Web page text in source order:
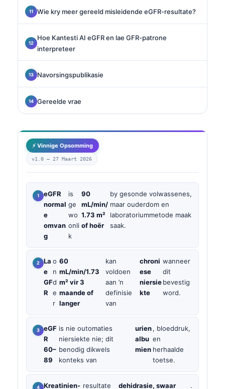
Wie kry meer gereeld misleidende eGFR-resultate?
Hoe Kantesti AI eGFR en lae GFR-patrone
interpreteer
Navorsingspublikasie
Gereelde vrae
⚡ Vinnige Opsomming
v1.0 — 27 Maart 2026
eGFR
normal
e
omvan
g
is
ge
wo
onli
k
90
mL/min/
1.73 m²
of hoër
by gesonde volwassenes,
maar ouderdom en
laboratoriummetode maak
saak.
La
e
GF
R
o
n
d
e
r
60
mL/min/1.73
m² vir 3
maande of
langer
kan
voldoen
aan ’n
definisie
van
chroni
ese
niersie
kte
wanneer
dit
bevestig
word.
eGF
R
60–
89
is nie outomaties
niersiekte nie; dit
benodig dikwels
konteks van
urien
albu
mien
, bloeddruk,
en
herhaalde
toetse.
Kreatinien- resultate dehidrasie, swaar .